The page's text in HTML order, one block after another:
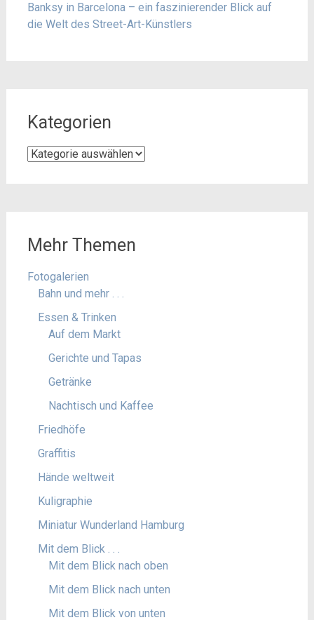
Banksy in Barcelona – ein faszinierender Blick auf
die Welt des Street-Art-Künstlers
Kategorien
Kategorien
Mehr Themen
Fotogalerien
Bahn und mehr . . .
Essen & Trinken
Auf dem Markt
Gerichte und Tapas
Getränke
Nachtisch und Kaffee
Friedhöfe
Graffitis
Hände weltweit
Kuligraphie
Miniatur Wunderland Hamburg
Mit dem Blick . . .
Mit dem Blick nach oben
Mit dem Blick nach unten
Mit dem Blick von unten